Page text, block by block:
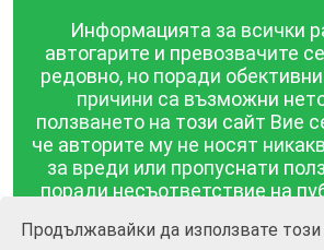
Продължавайки да използвате този
Информацията за всички
автогарите и превозвачите
редовно, но поради
причини са възможни
ползването на този сайт Вие
че авторите му не носят
за вреди или пропуснати
поради несъответствие на
публикувана в този сайт се